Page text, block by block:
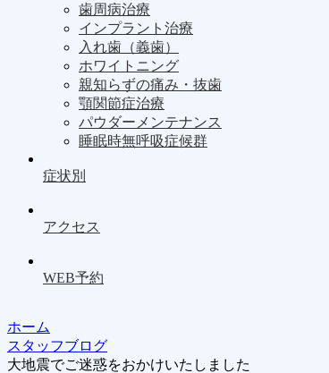
歯周病治療
インプラント治療
入れ歯（義歯）
ホワイトニング
親知らずの痛み・抜歯
顎関節症治療
パウダーメンテナンス
睡眠時無呼吸症候群
症状別
アクセス
WEB予約
ホーム
スタッフブログ
大地震でご迷惑をおかけいたしました